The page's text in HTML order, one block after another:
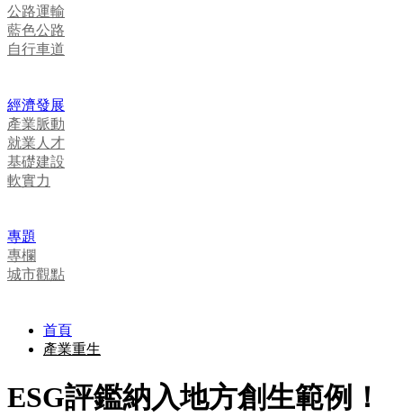
公路運輸
藍色公路
自行車道
經濟發展
產業脈動
就業人才
基礎建設
軟實力
專題
專欄
城市觀點
首頁
產業重生
ESG評鑑納入地方創生範例！